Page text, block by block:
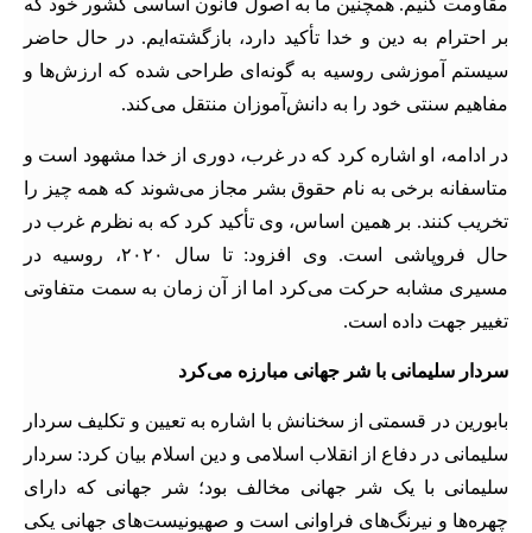
مقاومت کنیم. همچنین ما به اصول قانون اساسی کشور خود که
بر احترام به دین و خدا تأکید دارد، بازگشته‌ایم. در حال حاضر
سیستم آموزشی روسیه به گونه‌ای طراحی شده که ارزش‌ها و
مفاهیم سنتی خود را به دانش‌آموزان منتقل می‌کند.
در ادامه، او اشاره کرد که در غرب، دوری از خدا مشهود است و
متاسفانه برخی به نام حقوق بشر مجاز می‌شوند که همه چیز را
تخریب کنند. بر همین اساس، وی تأکید کرد که به نظرم غرب در
حال فروپاشی است. وی افزود: تا سال ۲۰۲۰، روسیه در
مسیری مشابه حرکت می‌کرد اما از آن زمان به سمت متفاوتی
تغییر جهت داده است.
سردار سلیمانی با شر جهانی مبارزه می‌کرد
بابورین در قسمتی از سخنانش با اشاره به تعیین و تکلیف سردار
سلیمانی در دفاع از انقلاب اسلامی و دین اسلام بیان کرد: سردار
سلیمانی با یک شر جهانی مخالف بود؛ شر جهانی که دارای
چهره‌ها و نیرنگ‌های فراوانی است و صهیونیست‌های جهانی یکی